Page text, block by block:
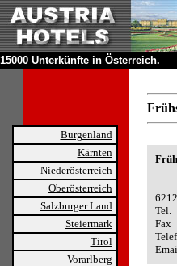
15000 Unterkünfte in Österreich.
Burgenland
Kärnten
Niederösterreich
Oberösterreich
Salzburger Land
Steiermark
Tirol
Vorarlberg
Tel.
Fax